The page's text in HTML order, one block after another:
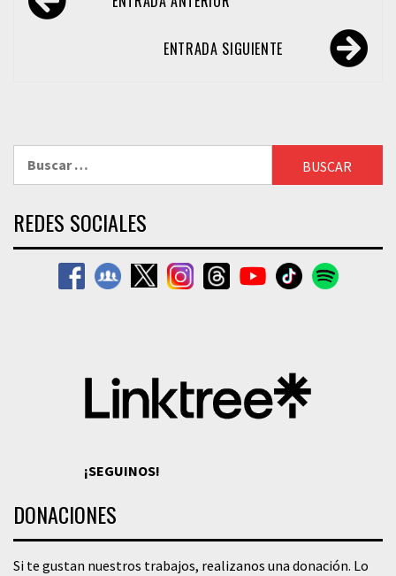
de
ENTRADA SIGUIENTE
REDES SOCIALES
¡SEGUINOS!
DONACIONES
Si te gustan nuestros trabajos, realizanos una donación. Lo